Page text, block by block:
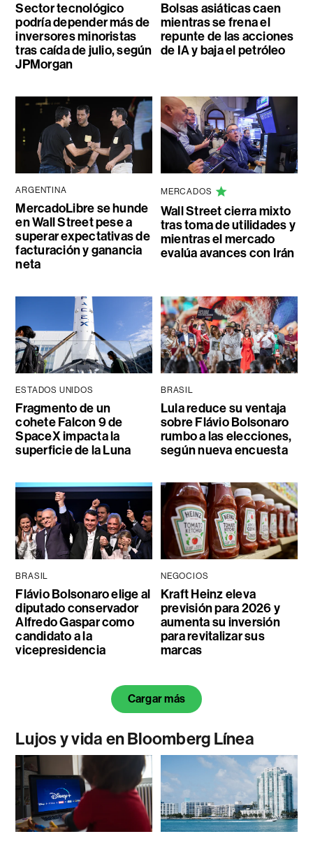
Sector tecnológico
podría depender más de
inversores minoristas
tras caída de julio, según
JPMorgan
Bolsas asiáticas caen
mientras se frena el
repunte de las acciones
de IA y baja el petróleo
ARGENTINA
MercadoLibre se hunde
en Wall Street pese a
superar expectativas de
facturación y ganancia
neta
MERCADOS
Wall Street cierra mixto
tras toma de utilidades y
mientras el mercado
evalúa avances con Irán
ESTADOS UNIDOS
Fragmento de un
cohete Falcon 9 de
SpaceX impacta la
superficie de la Luna
BRASIL
Lula reduce su ventaja
sobre Flávio Bolsonaro
rumbo a las elecciones,
según nueva encuesta
BRASIL
Flávio Bolsonaro elige al
diputado conservador
Alfredo Gaspar como
candidato a la
vicepresidencia
NEGOCIOS
Kraft Heinz eleva
previsión para 2026 y
aumenta su inversión
para revitalizar sus
marcas
Cargar más
Lujos y vida en Bloomberg Línea